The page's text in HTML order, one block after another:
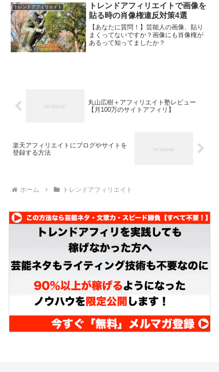
トレンドアフィリエイト
トレンドアフィリエイトで画像を
貼る時の肖像権違反対策4選
【あなたに質問！】芸能人の画像、貼り
まくってないですか？画像にも肖像権が
あるって知ってましたか？
丸山広樹＋アフィリエイト塾レビュー
【月100万のサイトアフィリ】
楽天アフィリエイトにブログやサイトを
登録する方法
ホーム トレンドアフィリエイト